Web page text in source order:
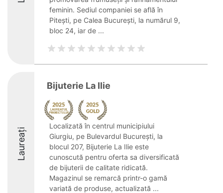
feminin. Sediul companiei se află în
Pitești, pe Calea București, la numărul 9,
bloc 24, iar de ...
Laureați
Bijuterie La Ilie
Localizată în centrul municipiului
Giurgiu, pe Bulevardul București, la
blocul 207, Bijuterie La Ilie este
cunoscută pentru oferta sa diversificată
de bijuterii de calitate ridicată.
Magazinul se remarcă printr-o gamă
variată de produse, actualizată ...